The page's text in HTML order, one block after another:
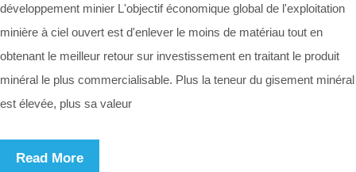
développement minier L'objectif économique global de l'exploitation
minière à ciel ouvert est d'enlever le moins de matériau tout en
obtenant le meilleur retour sur investissement en traitant le produit
minéral le plus commercialisable. Plus la teneur du gisement minéral
est élevée, plus sa valeur
Read More